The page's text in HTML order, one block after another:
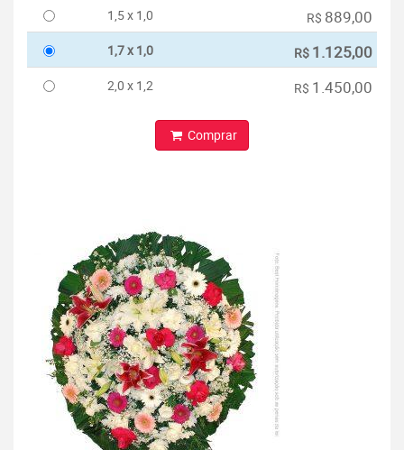
1,5 x 1,0
R$ 889,00
1,7 x 1,0 R$ 1.125,00
2,0 x 1,2 R$ 1.450,00
Comprar